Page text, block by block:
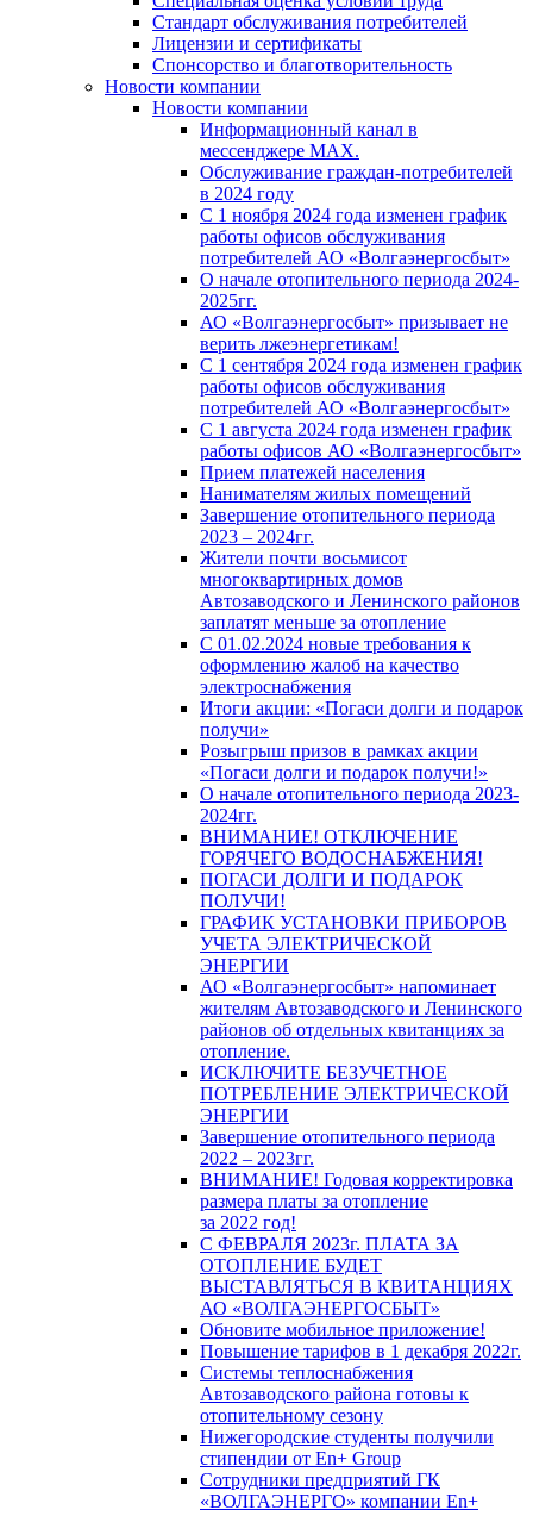
Стандарт обслуживания потребителей
Лицензии и сертификаты
Спонсорство и благотворительность
Новости компании
Новости компании
Информационный канал в
мессенджере MAX.
Обслуживание граждан-потребителей
в 2024 году
С 1 ноября 2024 года изменен график
работы офисов обслуживания
потребителей АО «Волгаэнергосбыт»
О начале отопительного периода 2024-
2025гг.
АО «Волгаэнергосбыт» призывает не
верить лжеэнергетикам!
С 1 сентября 2024 года изменен график
работы офисов обслуживания
потребителей АО «Волгаэнергосбыт»
С 1 августа 2024 года изменен график
работы офисов АО «Волгаэнергосбыт»
Прием платежей населения
Нанимателям жилых помещений
Завершение отопительного периода
2023 – 2024гг.
Жители почти восьмисот
многоквартирных домов
Автозаводского и Ленинского районов
заплатят меньше за отопление
С 01.02.2024 новые требования к
оформлению жалоб на качество
электроснабжения
Итоги акции: «Погаси долги и подарок
получи»
Розыгрыш призов в рамках акции
«Погаси долги и подарок получи!»
О начале отопительного периода 2023-
2024гг.
ВНИМАНИЕ! ОТКЛЮЧЕНИЕ
ГОРЯЧЕГО ВОДОСНАБЖЕНИЯ!
ПОГАСИ ДОЛГИ И ПОДАРОК
ПОЛУЧИ!
ГРАФИК УСТАНОВКИ ПРИБОРОВ
УЧЕТА ЭЛЕКТРИЧЕСКОЙ
ЭНЕРГИИ
АО «Волгаэнергосбыт» напоминает
жителям Автозаводского и Ленинского
районов об отдельных квитанциях за
отопление.
ИСКЛЮЧИТЕ БЕЗУЧЕТНОЕ
ПОТРЕБЛЕНИЕ ЭЛЕКТРИЧЕСКОЙ
ЭНЕРГИИ
Завершение отопительного периода
2022 – 2023гг.
ВНИМАНИЕ! Годовая корректировка
размера платы за отопление
за 2022 год!
С ФЕВРАЛЯ 2023г. ПЛАТА ЗА
ОТОПЛЕНИЕ БУДЕТ
ВЫСТАВЛЯТЬСЯ В КВИТАНЦИЯХ
АО «ВОЛГАЭНЕРГОСБЫТ»
Обновите мобильное приложение!
Повышение тарифов в 1 декабря 2022г.
Системы теплоснабжения
Автозаводского района готовы к
отопительному сезону
Нижегородские студенты получили
стипендии от En+ Group
Сотрудники предприятий ГК
«ВОЛГАЭНЕРГО» компании En+